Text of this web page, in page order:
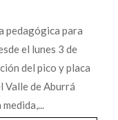
pedagógica para
el lunes 3 de
del pico y placa
Valle de Aburrá